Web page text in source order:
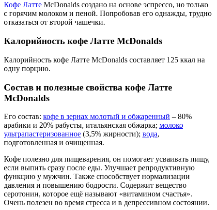
Кофе Латте McDonalds создано на основе эспрессо, но только
с горячим молоком и пеной. Попробовав его однажды, трудно
отказаться от второй чашечки.
Калорийность кофе Латте McDonalds
Калорийность кофе Латте McDonalds составляет 125 ккал на
одну порцию.
Состав и полезные свойства кофе Латте
McDonalds
Его состав: кофе в зернах молотый и обжаренный – 80%
арабики и 20% рабусты, итальянская обжарка; молоко
ультрапастеризованное (3,5% жирности); вода,
подготовленная и очищенная.
Кофе полезно для пищеварения, он помогает усваивать пищу,
если выпить сразу после еды. Улучшает репродуктивную
функцию у мужчин. Также способствует нормализации
давления и повышению бодрости. Содержит вещество
серотонин, которое ещё называют «витамином счастья».
Очень полезен во время стресса и в депрессивном состоянии.